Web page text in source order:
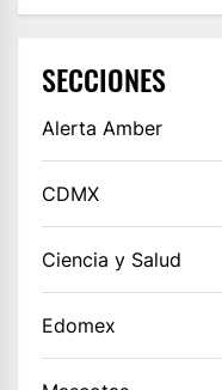
SECCIONES
Alerta Amber
CDMX
Ciencia y Salud
Edomex